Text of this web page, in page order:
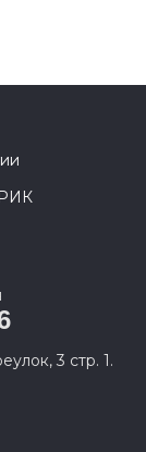
3 стр. 1.